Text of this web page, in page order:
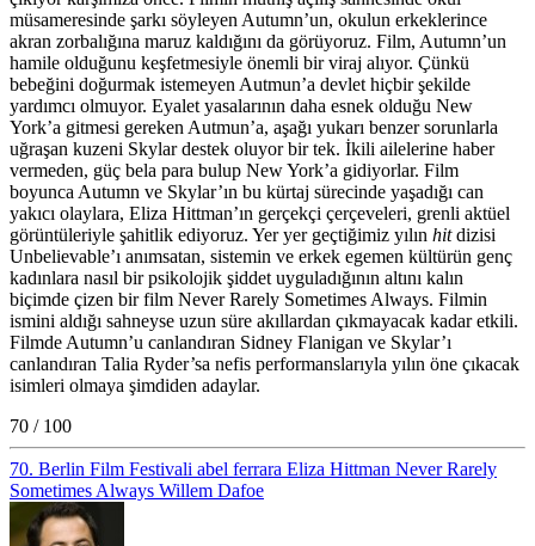
müsameresinde şarkı söyleyen Autumn’un, okulun erkeklerince
akran zorbalığına maruz kaldığını da görüyoruz. Film, Autumn’un
hamile olduğunu keşfetmesiyle önemli bir viraj alıyor. Çünkü
bebeğini doğurmak istemeyen Autmun’a devlet hiçbir şekilde
yardımcı olmuyor. Eyalet yasalarının daha esnek olduğu New
York’a gitmesi gereken Autmun’a, aşağı yukarı benzer sorunlarla
uğraşan kuzeni Skylar destek oluyor bir tek. İkili ailelerine haber
vermeden, güç bela para bulup New York’a gidiyorlar. Film
boyunca Autumn ve Skylar’ın bu kürtaj sürecinde yaşadığı can
yakıcı olaylara, Eliza Hittman’ın gerçekçi çerçeveleri, grenli aktüel
görüntüleriyle şahitlik ediyoruz. Yer yer geçtiğimiz yılın hitdizisi
Unbelievable’ı anımsatan, sistemin ve erkek egemen kültürün genç
kadınlara nasıl bir psikolojik şiddet uyguladığının altını kalın
biçimde çizen bir film Never Rarely Sometimes Always. Filmin
ismini aldığı sahneyse uzun süre akıllardan çıkmayacak kadar etkili.
Filmde Autumn’u canlandıran Sidney Flanigan ve Skylar’ı
canlandıran Talia Ryder’sa nefis performanslarıyla yılın öne çıkacak
isimleri olmaya şimdiden adaylar.
70 / 100
70. Berlin Film Festivali abel ferrara Eliza Hittman Never Rarely
Sometimes Always Willem Dafoe